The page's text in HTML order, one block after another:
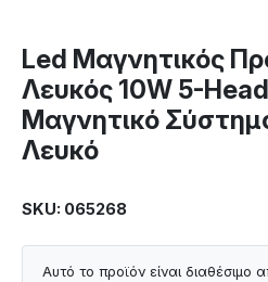
Led Μαγνητικός
Λευκός 10W 5-
Μαγνητικό
Λευκό
SKU: 065268
Αυτό το προϊόν είναι διαθέσιμο